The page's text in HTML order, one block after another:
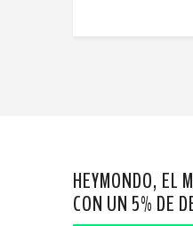
HEYMONDO, EL
CON UN 5% DE